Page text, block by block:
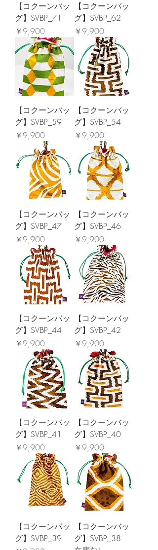
【コクーンバッ
グ】SVBP_71
価格
￥9,900
【コクーンバッ
グ】SVBP_62
価格
￥9,900
【コクーンバッ
グ】SVBP_59
価格
￥9,900
【コクーンバッ
グ】SVBP_54
価格
￥9,900
【コクーンバッ
グ】SVBP_47
価格
￥9,900
【コクーンバッ
グ】SVBP_46
価格
￥9,900
【コクーンバッ
グ】SVBP_44
価格
￥9,900
【コクーンバッ
グ】SVBP_42
価格
￥9,900
【コクーンバッ
グ】SVBP_41
価格
￥9,900
【コクーンバッ
グ】SVBP_40
価格
￥9,900
【コクーンバッ
グ】SVBP_39
【コクーンバッ
グ】SVBP_38